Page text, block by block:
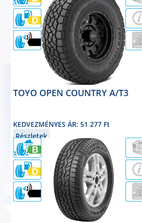
72dB
TOYO OPEN COUNTRY A/T3
KEDVEZMÉNYES ÁR: 51 277 Ft
Részletek
75dB